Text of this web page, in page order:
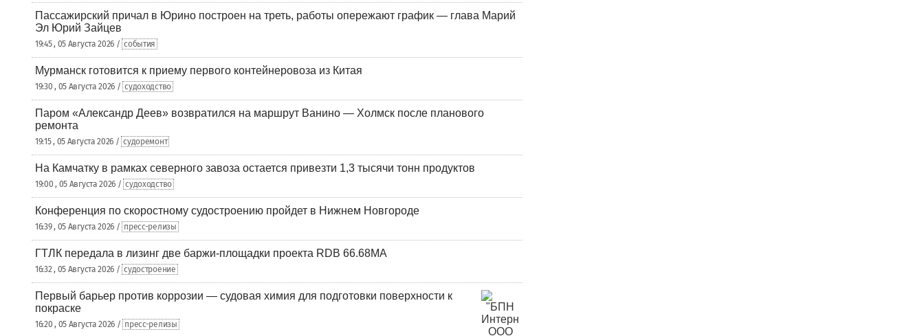
Пассажирский причал в Юрино построен на треть, работы опережают график — глава Марий
Эл Юрий Зайцев
19:45 , 05 Августа 2026 / события
Мурманск готовится к приему первого контейнеровоза из Китая
19:30 , 05 Августа 2026 / судоходство
Паром «Александр Деев» возвратился на маршрут Ванино — Холмск после планового
ремонта
19:15 , 05 Августа 2026 / судоремонт
На Камчатку в рамках северного завоза остается привезти 1,3 тысячи тонн продуктов
19:00 , 05 Августа 2026 / судоходство
Конференция по скоростному судостроению пройдет в Нижнем Новгороде
16:39 , 05 Августа 2026 / пресс-релизы
ГТЛК передала в лизинг две баржи-площадки проекта RDB 66.68МА
16:32 , 05 Августа 2026 / судостроение
Первый барьер против коррозии — судовая химия для подготовки поверхности к
покраске
16:20 , 05 Августа 2026 / пресс-релизы